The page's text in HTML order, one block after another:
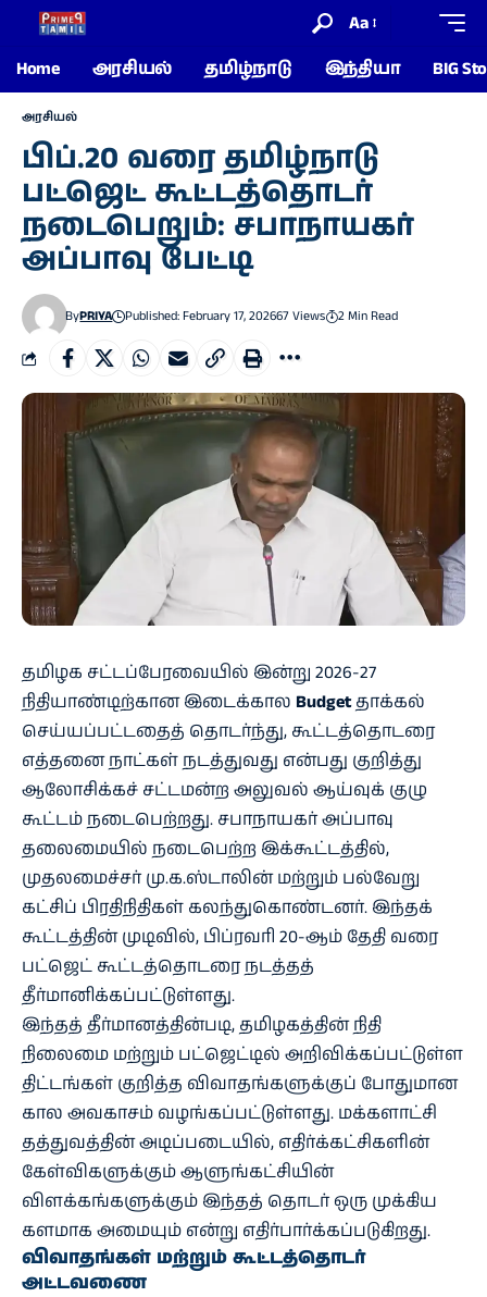
Aa
Home
அரசியல் தமிழ்நாடு இந்தியா BIG
அரசியல்
பிப்.20 வரை தமிழ்நாடு
பட்ஜெட் கூட்டத்தொடர்
நடைபெறும்: சபாநாயகர்
அப்பாவு பேட்டி
ByPRIYA Published: February 17, 202667 Views 2 Min Read
தமிழக சட்டப்பேரவையில் இன்று 2026-27
நிதியாண்டிற்கான இடைக்கால Budgetதாக்கல்
செய்யப்பட்டதைத் தொடர்ந்து, கூட்டத்தொடரை
எத்தனை நாட்கள் நடத்துவது என்பது குறித்து
ஆலோசிக்கச் சட்டமன்ற அலுவல் ஆய்வுக் குழு
கூட்டம் நடைபெற்றது. சபாநாயகர் அப்பாவு
தலைமையில் நடைபெற்ற இக்கூட்டத்தில்,
முதலமைச்சர் மு.க.ஸ்டாலின் மற்றும் பல்வேறு
கட்சிப் பிரதிநிதிகள் கலந்துகொண்டனர். இந்தக்
கூட்டத்தின் முடிவில், பிப்ரவரி 20-ஆம் தேதி வரை
பட்ஜெட் கூட்டத்தொடரை நடத்தத்
தீர்மானிக்கப்பட்டுள்ளது.
இந்தத் தீர்மானத்தின்படி, தமிழகத்தின் நிதி
நிலைமை மற்றும் பட்ஜெட்டில் அறிவிக்கப்பட்டுள்ள
திட்டங்கள் குறித்த விவாதங்களுக்குப் போதுமான
கால அவகாசம் வழங்கப்பட்டுள்ளது. மக்களாட்சி
தத்துவத்தின் அடிப்படையில், எதிர்க்கட்சிகளின்
கேள்விகளுக்கும் ஆளுங்கட்சியின்
விளக்கங்களுக்கும் இந்தத் தொடர் ஒரு முக்கிய
களமாக அமையும் என்று எதிர்பார்க்கப்படுகிறது.
விவாதங்கள் மற்றும் கூட்டத்தொடர்
அட்டவணை